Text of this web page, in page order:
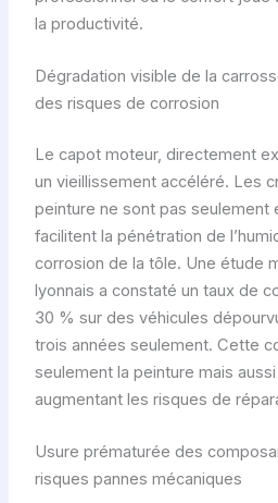
la productivité.
Dégradation visible de la
des risques de corrosion
Le capot moteur, directement
un vieillissement accéléré. Les
peinture ne sont pas seulement
facilitent la pénétration de
corrosion de la tôle. Une étude
lyonnais a constaté un taux de
30 % sur des véhicules
trois années seulement. Cette
seulement la peinture mais
augmentant les risques de
Usure prématurée des
risques pannes mécaniques